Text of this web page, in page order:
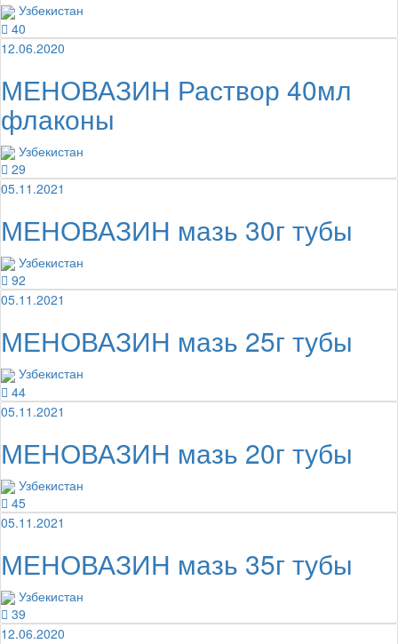
Узбекистан
40
12.06.2020
МЕНОВАЗИН Раствор 40мл
флаконы
Узбекистан
29
05.11.2021
МЕНОВАЗИН мазь 30г тубы
Узбекистан
92
05.11.2021
МЕНОВАЗИН мазь 25г тубы
Узбекистан
44
05.11.2021
МЕНОВАЗИН мазь 20г тубы
Узбекистан
45
05.11.2021
МЕНОВАЗИН мазь 35г тубы
Узбекистан
39
12.06.2020